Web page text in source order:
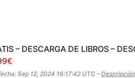
g
– DESCARGA DE LIBROS –
Sep 12, 2024 16:17:42 UTC – Descripción